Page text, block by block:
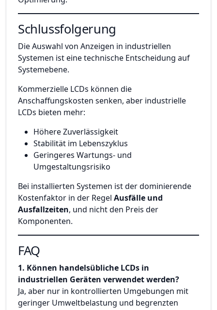
Schlussfolgerung
Die Auswahl von Anzeigen in industriellen
Systemen ist eine technische Entscheidung auf
Systemebene.
Kommerzielle LCDs können die
Anschaffungskosten senken, aber industrielle
LCDs bieten mehr:
Höhere Zuverlässigkeit
Stabilität im Lebenszyklus
Geringeres Wartungs- und
Umgestaltungsrisiko
Bei installierten Systemen ist der dominierende
Kostenfaktor in der Regel Ausfälle und
Ausfallzeiten, und nicht den Preis der
Komponenten.
FAQ
1. Können handelsübliche LCDs in
industriellen Geräten verwendet werden?
Ja, aber nur in kontrollierten Umgebungen mit
geringer Umweltbelastung und begrenzten